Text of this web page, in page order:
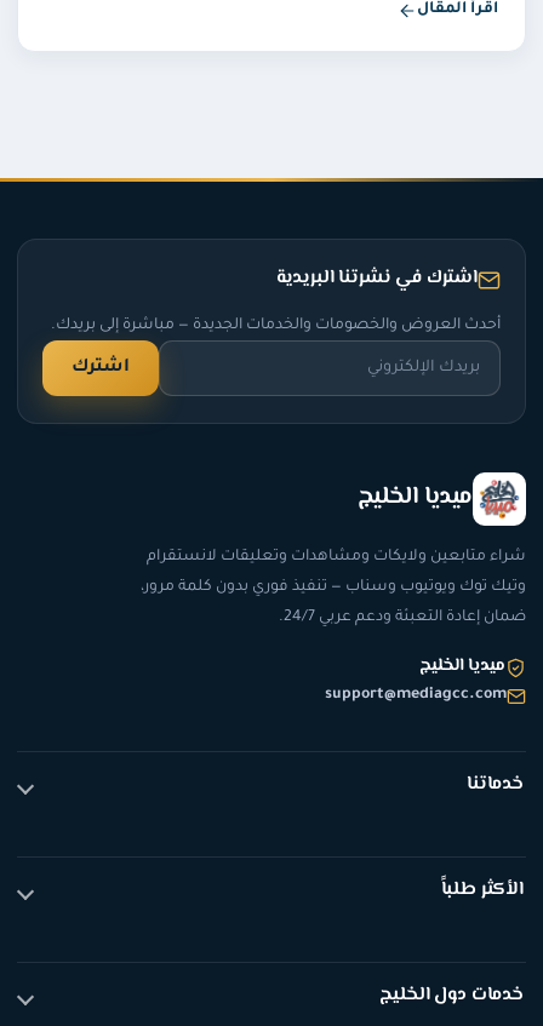
اقرأ المقال
— رشق متابعين ومشاهدات تيك توك: الدليل الكامل
اشترك في نشرتنا البريدية
أحدث العروض والخصومات والخدمات الجديدة — مباشرة إلى بريدك.
اشترك
ميديا الخليج
شراء متابعين ولايكات ومشاهدات وتعليقات لانستقرام
وتيك توك ويوتيوب وسناب — تنفيذ فوري بدون كلمة مرور،
ضمان إعادة التعبئة ودعم عربي 24/7.
ميديا الخليج
support@mediagcc.com
خدماتنا
يوتيوب
عرض الكل
الأكثر طلباً
مشاهدات تيك توك
خدمات دول الخليج